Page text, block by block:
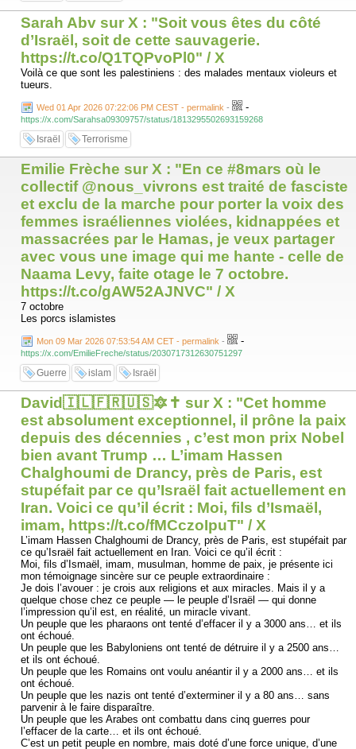
Sarah Abv sur X : "Soit vous êtes du côté
d’Israël, soit de cette sauvagerie.
https://t.co/Q1TQPvoPl0" / X
Voilà ce que sont les palestiniens : des malades mentaux violeurs et
tueurs.
Wed 01 Apr 2026 07:22:06 PM CEST - permalink - -
https://x.com/Sarahsa09309757/status/1813295502693159268
Israël Terrorisme
Emilie Frèche sur X : "En ce #8mars où le
collectif @nous_vivrons est traité de fasciste
et exclu de la marche pour porter la voix des
femmes israéliennes violées, kidnappées et
massacrées par le Hamas, je veux partager
avec vous une image qui me hante - celle de
Naama Levy, faite otage le 7 octobre.
https://t.co/gAW52AJNVC" / X
7 octobre
Les porcs islamistes
Mon 09 Mar 2026 07:53:54 AM CET - permalink - -
https://x.com/EmilieFreche/status/2030717312630751297
Guerre islam Israël
David🇮🇱🇫🇷🇺🇸🔯✝️ sur X : "Cet homme
est absolument exceptionnel, il prône la paix
depuis des décennies , c’est mon prix Nobel
bien avant Trump … L’imam Hassen
Chalghoumi de Drancy, près de Paris, est
stupéfait par ce qu’Israël fait actuellement en
Iran. Voici ce qu’il écrit : Moi, fils d’Ismaël,
imam, https://t.co/fMCczoIpuT" / X
L’imam Hassen Chalghoumi de Drancy, près de Paris, est stupéfait par
ce qu’Israël fait actuellement en Iran. Voici ce qu’il écrit :
Moi, fils d’Ismaël, imam, musulman, homme de paix, je présente ici
mon témoignage sincère sur ce peuple extraordinaire :
Je dois l’avouer : je crois aux religions et aux miracles. Mais il y a
quelque chose chez ce peuple — le peuple d’Israël — qui donne
l’impression qu’il est, en réalité, un miracle vivant.
Un peuple que les pharaons ont tenté d’effacer il y a 3000 ans… et ils
ont échoué.
Un peuple que les Babyloniens ont tenté de détruire il y a 2500 ans…
et ils ont échoué.
Un peuple que les Romains ont voulu anéantir il y a 2000 ans… et ils
ont échoué.
Un peuple que les nazis ont tenté d’exterminer il y a 80 ans… sans
parvenir à le faire disparaître.
Un peuple que les Arabes ont combattu dans cinq guerres pour
l’effacer de la carte… et ils ont échoué.
C’est un petit peuple en nombre, mais doté d’une force unique, d’une